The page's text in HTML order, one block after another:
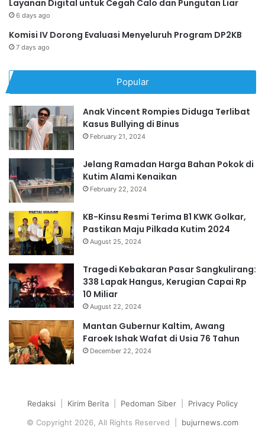
Layanan Digital untuk Cegah Calo dan Pungutan Liar
6 days ago
Komisi IV Dorong Evaluasi Menyeluruh Program DP2KB
7 days ago
Popular
Anak Vincent Rompies Diduga Terlibat
Kasus Bullying di Binus
February 21, 2024
Jelang Ramadan Harga Bahan Pokok di
Kutim Alami Kenaikan
February 22, 2024
KB-Kinsu Resmi Terima B1 KWK Golkar,
Pastikan Maju Pilkada Kutim 2024
August 25, 2024
Tragedi Kebakaran Pasar Sangkulirang:
338 Lapak Hangus, Kerugian Capai Rp
10 Miliar
August 22, 2024
Mantan Gubernur Kaltim, Awang
Faroek Ishak Wafat di Usia 76 Tahun
December 22, 2024
Redaksi Kirim Berita Pedoman Siber
Privacy Policy
© Copyright 2026, All Rights Reserved | bujurnews.com